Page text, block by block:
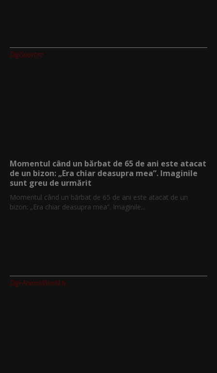
DigiSport.ro
Momentul când un bărbat de 65 de ani este atacat
de un bizon: „Era chiar deasupra mea”. Imaginile
sunt greu de urmărit
Momentul când un bărbat de 65 de ani este atacat de un
bizon: „Era chiar deasupra mea”. Imaginile...
Digi-AnimalWorld.tv